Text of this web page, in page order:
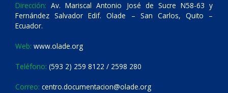
Dirección: Av. Mariscal Antonio José de Sucre N58-63 y
Fernández Salvador Edif. Olade – San Carlos, Quito –
Ecuador.
Web: www.olade.org
Teléfono: (593 2) 259 8122 / 2598 280
Correo: centro.documentacion@olade.org